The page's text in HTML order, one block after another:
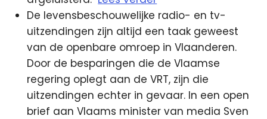
De levensbeschouwelijke radio- en tv-
uitzendingen zijn altijd een taak geweest
van de openbare omroep in Vlaanderen.
Door de besparingen die de Vlaamse
regering oplegt aan de VRT, zijn die
uitzendingen echter in gevaar. In een open
brief aan Vlaams minister van media Sven